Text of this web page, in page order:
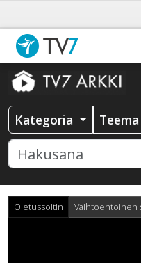
Kategoria Teema
Oletussoitin Vaihtoehtoinen